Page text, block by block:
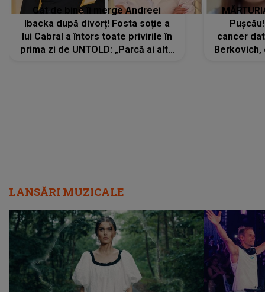
Cât de bine îi merge Andreei
Ibacka după divorț! Fosta soție a
lui Cabral a întors toate privirile în
prima zi de UNTOLD: „Parcă ai altă
cancer
Berkovich,
LANSĂRI MUZICALE